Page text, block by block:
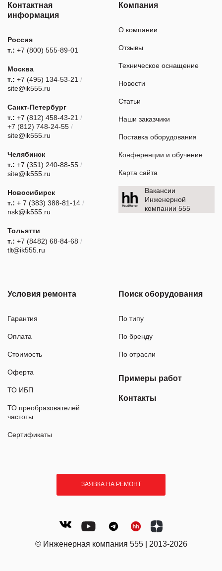
Контактная
информация
Россия
т.: +7 (800) 555-89-01
Москва
т.: +7 (495) 134-53-21 /
site@ik555.ru
Санкт-Петербург
т.: +7 (812) 458-43-21 /
+7 (812) 748-24-55 /
site@ik555.ru
Челябинск
т.: +7 (351) 240-88-55 /
site@ik555.ru
Новосибирск
т.: + 7 (383) 388-81-14 /
nsk@ik555.ru
Тольятти
т.: +7 (8482) 68-84-68 /
tlt@ik555.ru
Компания
О компании
Отзывы
Техническое оснащение
Новости
Статьи
Наши заказчики
Поставка оборудования
Конференции и обучение
Карта сайта
Вакансии
Инженерной
компании 555
Условия ремонта
Гарантия
Оплата
Стоимость
Оферта
ТО ИБП
ТО преобразователей
частоты
Сертификаты
Поиск оборудования
По типу
По бренду
По отрасли
Примеры работ
Контакты
ЗАЯВКА НА РЕМОНТ
© Инженерная компания 555 | 2013-2026